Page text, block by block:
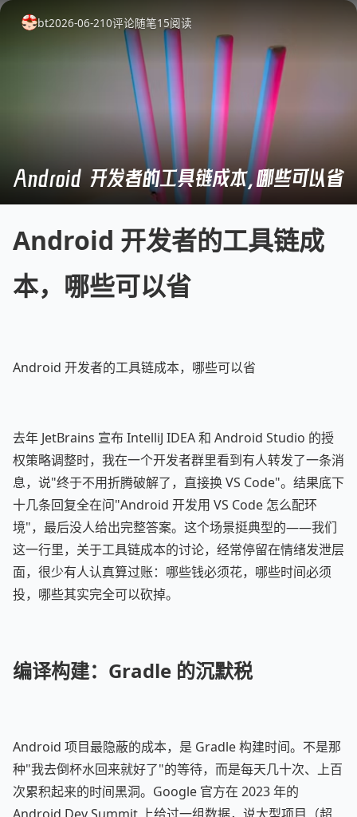
bt2026-06-210评论随笔15阅读
Android 开发者的工具链成本，哪些可以省
Android 开发者的工具链成
本，哪些可以省
Android 开发者的工具链成本，哪些可以省
去年 JetBrains 宣布 IntelliJ IDEA 和 Android Studio 的授
权策略调整时，我在一个开发者群里看到有人转发了一条消
息，说"终于不用折腾破解了，直接换 VS Code"。结果底下
十几条回复全在问"Android 开发用 VS Code 怎么配环
境"，最后没人给出完整答案。这个场景挺典型的——我们
这一行里，关于工具链成本的讨论，经常停留在情绪发泄层
面，很少有人认真算过账：哪些钱必须花，哪些时间必须
投，哪些其实完全可以砍掉。
编译构建：Gradle 的沉默税
Android 项目最隐蔽的成本，是 Gradle 构建时间。不是那
种"我去倒杯水回来就好了"的等待，而是每天几十次、上百
次累积起来的时间黑洞。Google 官方在 2023 年的